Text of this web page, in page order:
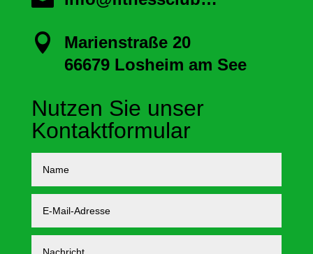

Marienstraße 20
66679 Losheim am See
Nutzen Sie unser
Kontaktformular